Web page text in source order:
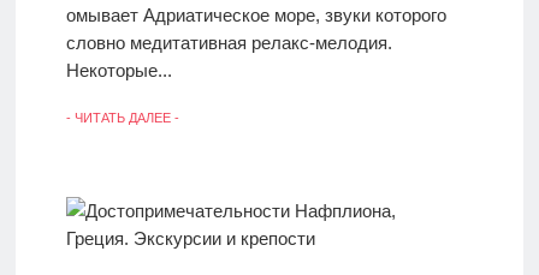
омывает Адриатическое море, звуки которого
словно медитативная релакс-мелодия.
Некоторые...
- ЧИТАТЬ ДАЛЕЕ -